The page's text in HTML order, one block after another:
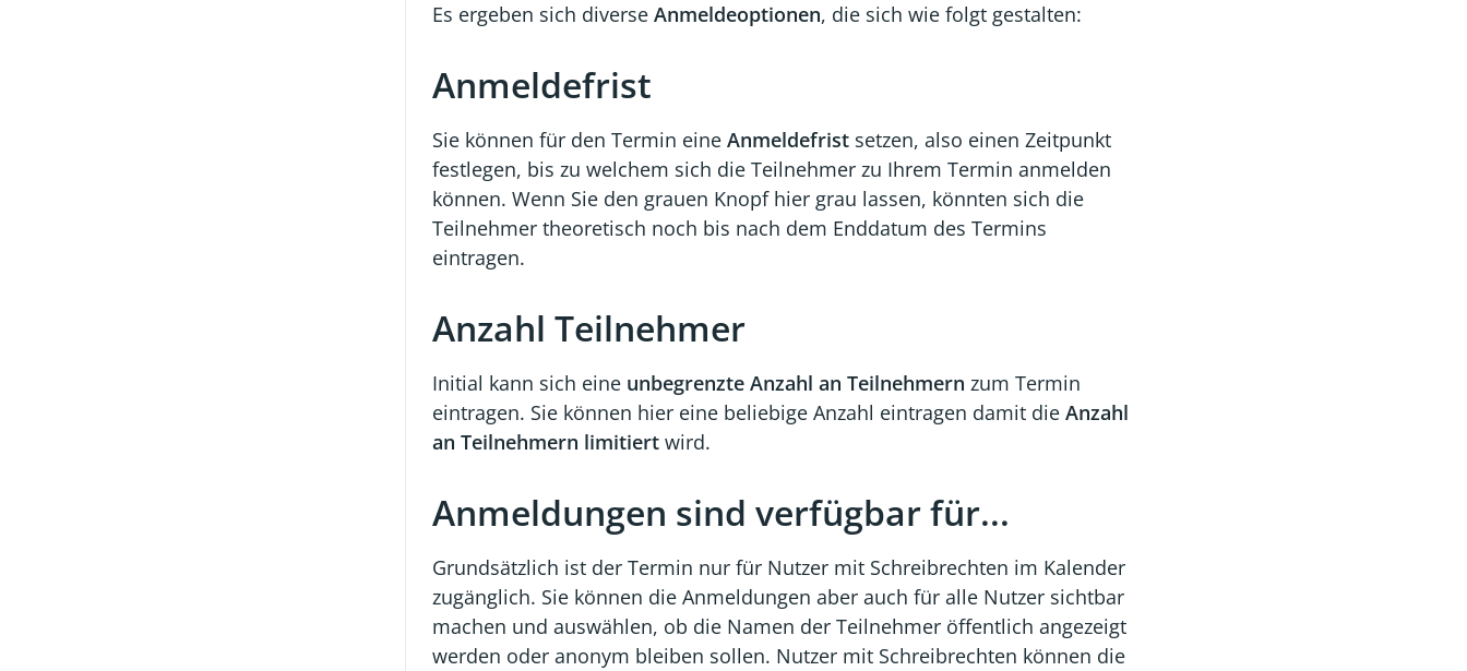
Es ergeben sich diverse Anmeldeoptionen, die sich wie folgt gestalten:
Anmeldefrist
Sie können für den Termin eine Anmeldefrist setzen, also einen Zeitpunkt
festlegen, bis zu welchem sich die Teilnehmer zu Ihrem Termin anmelden
können. Wenn Sie den grauen Knopf hier grau lassen, könnten sich die
Teilnehmer theoretisch noch bis nach dem Enddatum des Termins
eintragen.
Anzahl Teilnehmer
Initial kann sich eine unbegrenzte Anzahl an Teilnehmern zum Termin
eintragen. Sie können hier eine beliebige Anzahl eintragen damit die Anzahl
an Teilnehmern limitiert wird.
Anmeldungen sind verfügbar für...
Grundsätzlich ist der Termin nur für Nutzer mit Schreibrechten im Kalender
zugänglich. Sie können die Anmeldungen aber auch für alle Nutzer sichtbar
machen und auswählen, ob die Namen der Teilnehmer öffentlich angezeigt
werden oder anonym bleiben sollen. Nutzer mit Schreibrechten können die